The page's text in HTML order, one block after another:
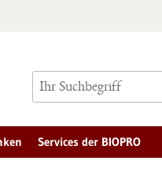
Services der BIOPRO